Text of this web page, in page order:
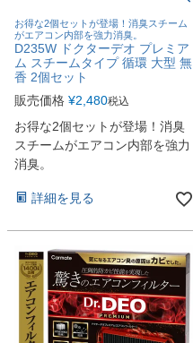
お得な2個セットが登場！消臭スチーム
がエアコン内部を強力消臭。
D235W ドクターデオ プレミア
ム スチームタイプ 循環 大型 無
香 2個セット
販売価格 ¥2,480税込
お得な2個セットが登場！消臭
スチームがエアコン内部を強力
消臭。
詳細を見る